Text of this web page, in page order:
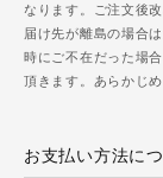
なります。ご注文後
届け先が離島の場合
時にご不在だった場
頂きます。あらかじ
お支払い方法に